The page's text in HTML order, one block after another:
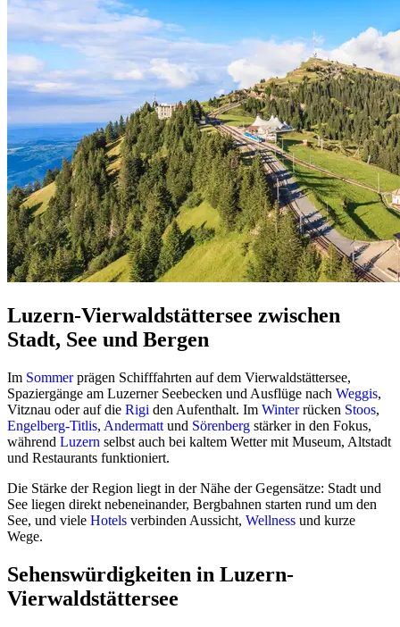
Luzern-Vierwaldstättersee zwischen
Stadt, See und Bergen
Im Sommerprägen Schifffahrten auf dem Vierwaldstättersee,
Spaziergänge am Luzerner Seebecken und Ausflüge nach Weggis,
Vitznau oder auf die Rigi den Aufenthalt. Im Winterrücken Stoos,
Engelberg-Titlis, Andermatt und Sörenberg stärker in den Fokus,
während Luzern selbst auch bei kaltem Wetter mit Museum, Altstadt
und Restaurants funktioniert.
Die Stärke der Region liegt in der Nähe der Gegensätze: Stadt und
See liegen direkt nebeneinander, Bergbahnen starten rund um den
See, und viele Hotels verbinden Aussicht, Wellness und kurze
Wege.
Sehenswürdigkeiten in Luzern-
Vierwaldstättersee